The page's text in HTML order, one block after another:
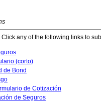
any of the following links to
(corto)
de Bond
de Cotización
de Seguros